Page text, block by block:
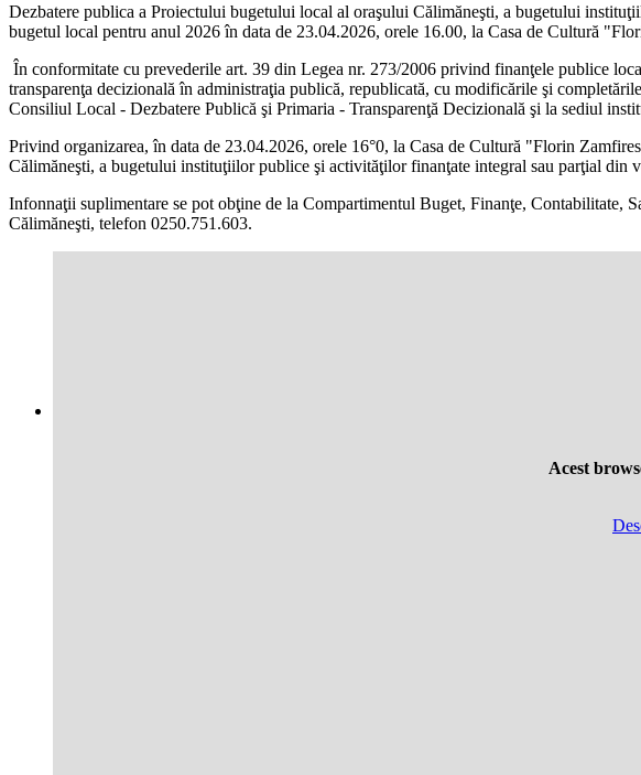
Dezbatere publica a Proiectului bugetului local al oraşului Călimăneşti, a bugetului
bugetul local pentru anul 2026 în data de 23.04.2026, orele 16.00, la Casa de Cultură
În conformitate cu prevederile art. 39 din Legea nr. 273/2006 privind finanţele publice
transparenţa decizională în administraţia publică, republicată, cu modificările şi
Consiliul Local - Dezbatere Publică şi Primaria - Transparenţă Decizională şi la sediul
Privind organizarea, în data de 23.04.2026, orele 16°0, la Casa de Cultură "Florin
Călimăneşti, a bugetului instituţiilor publice şi activităţilor finanţate integral sau parţial
Infonnaţii suplimentare se pot obţine de la Compartimentul Buget, Finanţe, Contabilitate,
Călimăneşti, telefon 0250.751.603.
Acest